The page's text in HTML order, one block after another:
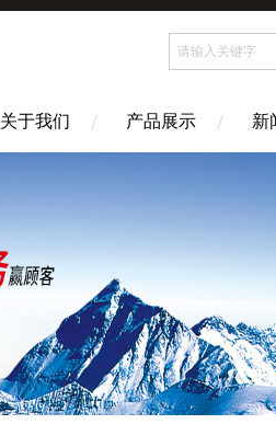
关于我们 产品展示 新